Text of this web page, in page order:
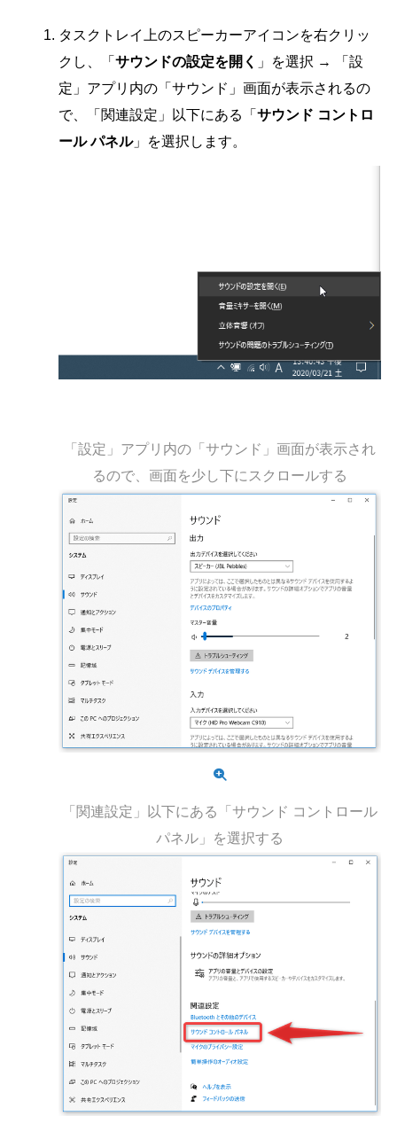
タスクトレイ上のスピーカーアイコンを右クリッ
クし、「 サウンドの設定を開く 」を選択 → 「設
定」アプリ内の「サウンド」画面が表示されるの
で、「関連設定」以下にある「 サウンド コントロ
ール パネル」を選択します。
「設定」アプリ内の「サウンド」画面が表示され
るので、画面を少し下にスクロールする
「関連設定」以下にある「サウンド コントロール
パネル」を選択する